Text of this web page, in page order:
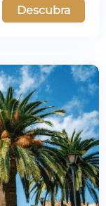
Descubra